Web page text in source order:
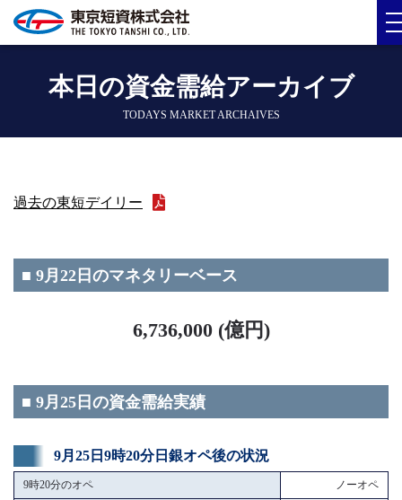
本日の資金需給アーカイブ
TODAYS MARKET ARCHAIVES
過去の東短デイリー
■ 9月22日のマネタリーベース
6,736,000 (億円)
■ 9月25日の資金需給実績
9月25日9時20分日銀オペ後の状況
9時20分のオペ ノーオペ